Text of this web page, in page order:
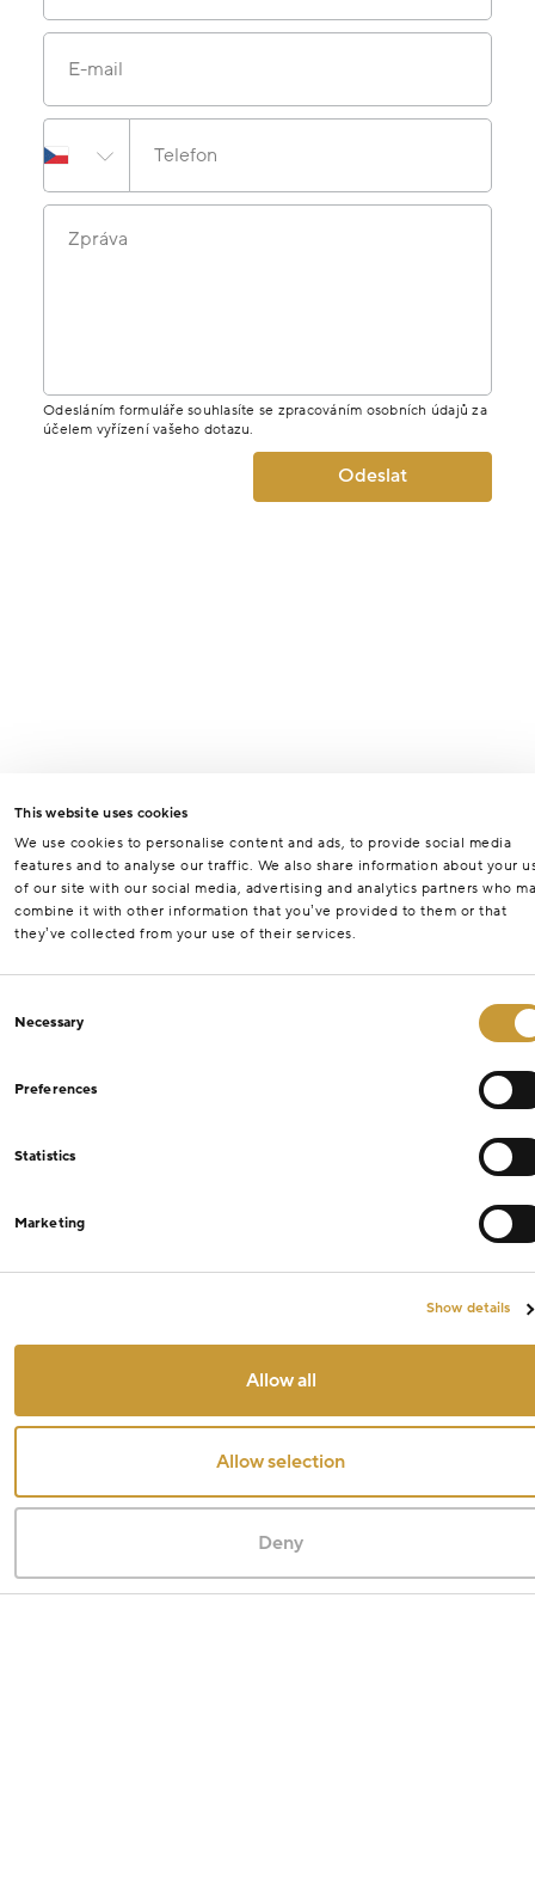
This website uses cookies
We use cookies to personalise content and ads, to provide social media
features and to analyse our traffic. We also share information about your
of our site with our social media, advertising and analytics partners who
combine it with other information that you’ve provided to them or that
they’ve collected from your use of their services.
Selection
Necessary
Preferences
Statistics
Marketing
Show details
Allow all
Allow selection
Deny
E-mail
Telefon
Zpráva
Odesláním formuláře souhlasíte se zpracováním osobních údajů za
účelem vyřízení vašeho dotazu.
Odeslat